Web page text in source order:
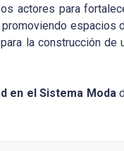
actores para
espacios
la construcción de
en el Sistema Moda